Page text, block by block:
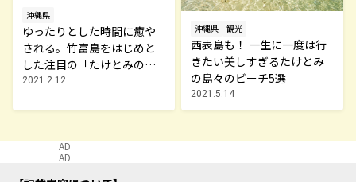
沖縄県
ゆったりとした時間に癒や
される。竹富島をはじめと
した注目の「たけとみの
島々」風景9選
2021.2.12
沖縄県 観光
西表島も！ 一生に一度は行
きたい美しすぎるたけとみ
の島々のビーチ5選
2021.5.14
AD
AD